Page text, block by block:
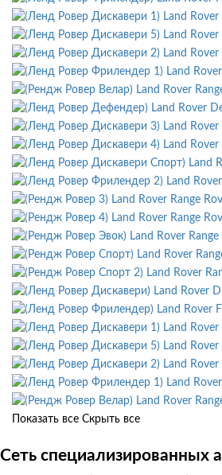
Land
Land
Land
Land
Land Rover
Land Rover
Land Rover
Land
Land
Land
Land Rover Range
Land Rover Range
Land Rover
Land Rover
Land Rover
Land Rover
Land Rover
Land
Land
Land
Land
Land Rover
Показать все Скрыть все
Сеть специализированных